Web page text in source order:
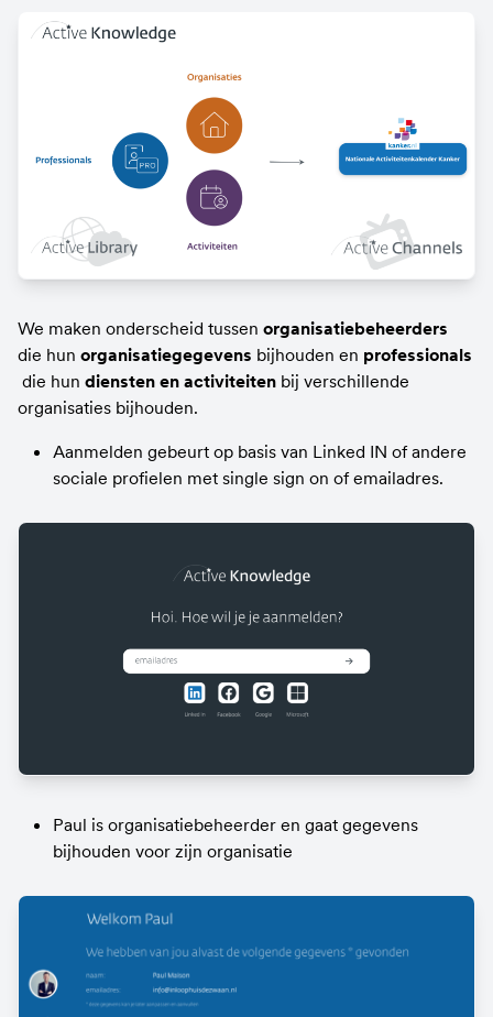
We maken onderscheid tussen organisatiebeheerders
die hun organisatiegegevens bijhouden en professionals
die hun diensten en activiteiten bij verschillende
organisaties bijhouden.
Aanmelden gebeurt op basis van Linked IN of andere
sociale profielen met single sign on of emailadres.
Paul is organisatiebeheerder en gaat gegevens
bijhouden voor zijn organisatie